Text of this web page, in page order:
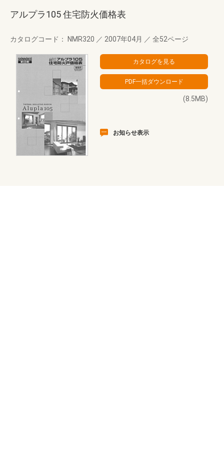
アルプラ105 住宅防火価格表
カタログコード： NMR320 ／ 2007年04月 ／ 全52ページ
(8.5MB)
お知らせ表示